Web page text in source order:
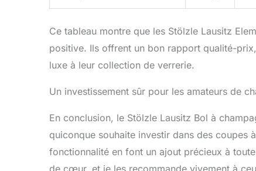
Ce tableau montre que les Stölzle Lausitz
positive. Ils offrent un bon rapport qualité-
luxe à leur collection de verrerie.
Un investissement sûr pour les amateurs de
En conclusion, le Stölzle Lausitz Bol à
quiconque souhaite investir dans des coupes
fonctionnalité en font un ajout précieux à